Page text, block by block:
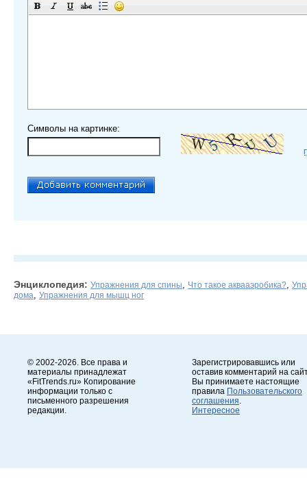
Символы на картинке:
Энциклопедия: Упражнения для спины Что такое аквааэробика?
дома
Упражнения для мышц ног
© 2002-2026. Все права и
материалы принадлежат
«FitTrends.ru» Копирование
информации только с
письменного разрешения
редакции.
Зарегистрировавшись или
оставив комментарий на
Вы принимаете настоящие
правила Пользовательского
соглашения
Интересное